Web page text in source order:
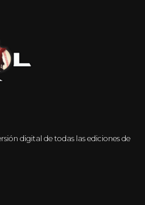
digital de todas las ediciones de